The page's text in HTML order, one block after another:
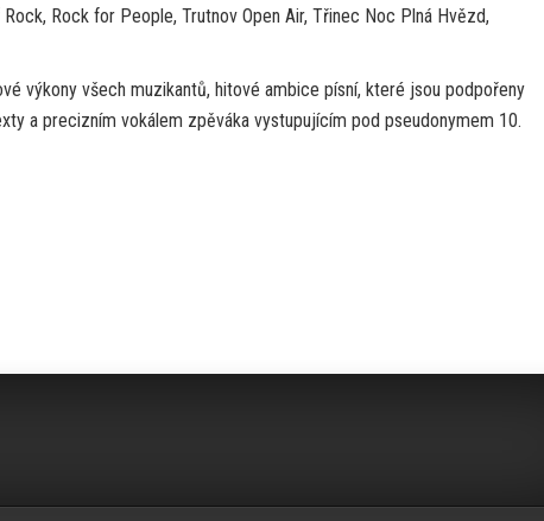
Rock for People, Trutnov Open Air, Třinec Noc Plná Hvězd,
výkony všech muzikantů, hitové ambice písní, které jsou podpořeny
a precizním vokálem zpěváka vystupujícím pod pseudonymem 10.